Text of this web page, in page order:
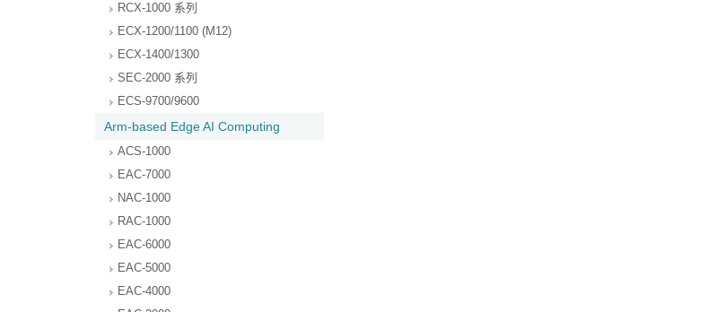
RCX-1000 系列
ECX-1200/1100 (M12)
ECX-1400/1300
SEC-2000 系列
ECS-9700/9600
Arm-based Edge AI Computing
ACS-1000
EAC-7000
NAC-1000
RAC-1000
EAC-6000
EAC-5000
EAC-4000